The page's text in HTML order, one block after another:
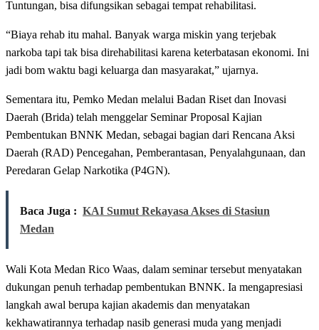
Tuntungan, bisa difungsikan sebagai tempat rehabilitasi.
“Biaya rehab itu mahal. Banyak warga miskin yang terjebak
narkoba tapi tak bisa direhabilitasi karena keterbatasan ekonomi. Ini
jadi bom waktu bagi keluarga dan masyarakat,” ujarnya.
Sementara itu, Pemko Medan melalui Badan Riset dan Inovasi
Daerah (Brida) telah menggelar Seminar Proposal Kajian
Pembentukan BNNK Medan, sebagai bagian dari Rencana Aksi
Daerah (RAD) Pencegahan, Pemberantasan, Penyalahgunaan, dan
Peredaran Gelap Narkotika (P4GN).
Baca Juga : KAI Sumut Rekayasa Akses di Stasiun
Medan
Wali Kota Medan Rico Waas, dalam seminar tersebut menyatakan
dukungan penuh terhadap pembentukan BNNK. Ia mengapresiasi
langkah awal berupa kajian akademis dan menyatakan
kekhawatirannya terhadap nasib generasi muda yang menjadi